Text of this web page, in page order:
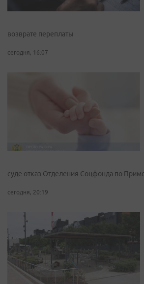
возврате переплаты
сегодня, 16:07
суде отказ Отделения Соцфонда по
сегодня, 20:19